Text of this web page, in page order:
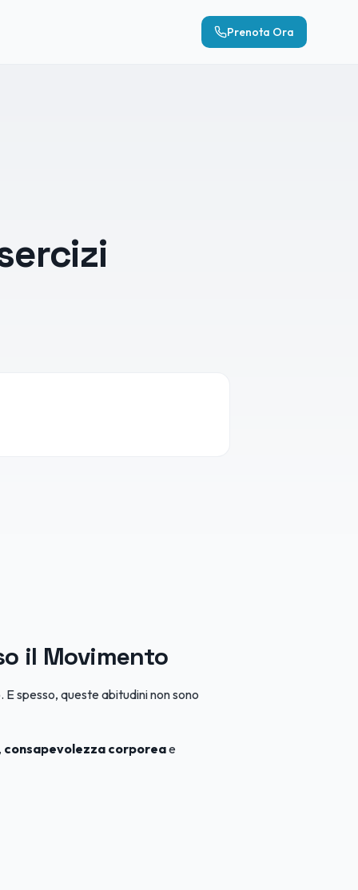
Prenota Ora
il Movimento
spesso, queste abitudini non sono
, consapevolezza corporeae